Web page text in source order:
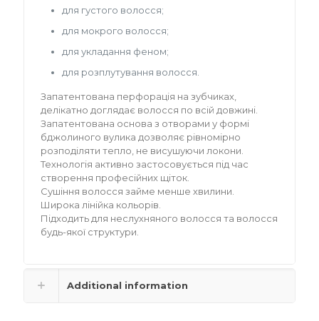
для густого волосся;
для мокрого волосся;
для укладання феном;
для розплутування волосся.
Запатентована перфорація на зубчиках,
делікатно доглядає волосся по всій довжині.
Запатентована основа з отворами у формі
бджолиного вулика дозволяє рівномірно
розподіляти тепло, не висушуючи локони.
Технологія активно застосовується під час
створення професійних щіток.
Сушіння волосся займе менше хвилини.
Широка лінійка кольорів.
Підходить для неслухняного волосся та волосся
будь-якої структури.
Additional information